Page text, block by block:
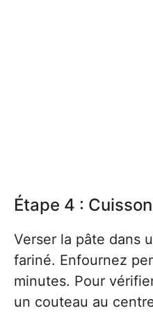
Étape 4 : Cuisson
Verser la pâte dans
fariné. Enfournez
minutes. Pour
un couteau au